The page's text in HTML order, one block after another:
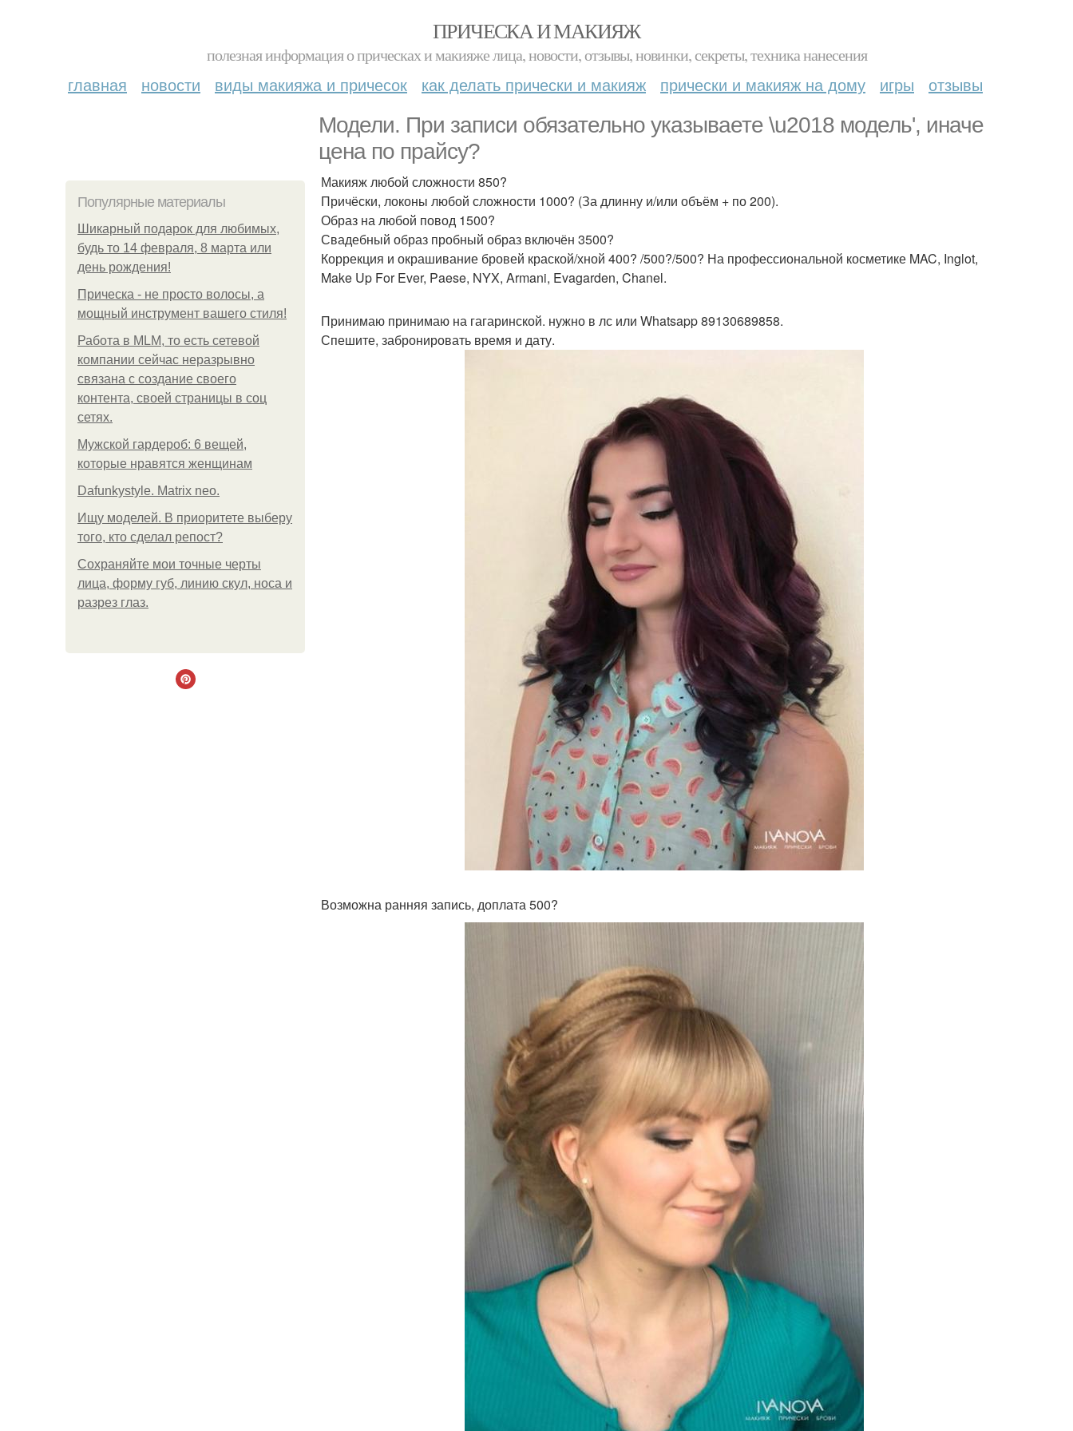
ПРИЧЕСКА И МАКИЯЖ
полезная информация о прическах и макияже лица, новости, отзывы, новинки, секреты, техника нанесения
главная новости виды макияжа и причесок как делать прически и макияж прически и макияж на дому игры отзывы
Модели. При записи обязательно указываете \u2018 модель', иначе
цена по прайсу?
Популярные материалы
Шикарный подарок для любимых,
будь то 14 февраля, 8 марта или
день рождения!
Прическа - не просто волосы, а
мощный инструмент вашего стиля!
Работа в MLM, то есть сетевой
компании сейчас неразрывно
связана с создание своего
контента, своей страницы в соц
сетях.
Мужской гардероб: 6 вещей,
которые нравятся женщинам
Dafunkystyle. Matrix neo.
Ищу моделей. В приоритете выберу
того, кто сделал репост?
Сохраняйте мои точные черты
лица, форму губ, линию скул, носа и
разрез глаз.
Макияж любой сложности 850?
Причёски, локоны любой сложности 1000? (За длинну и/или объём + по 200).
Образ на любой повод 1500?
Свадебный образ пробный образ включён 3500?
Коррекция и окрашивание бровей краской/хной 400? /500?/500? На профессиональной косметике MAC, Inglot,
Make Up For Ever, Paese, NYX, Armani, Evagarden, Chanel.
Принимаю принимаю на гагаринской. нужно в лс или Whatsapp 89130689858.
Спешите, забронировать время и дату.
Возможна ранняя запись, доплата 500?